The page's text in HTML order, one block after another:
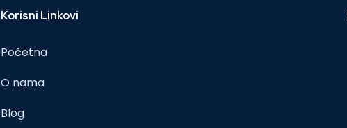
Korisni Linkovi
Početna
O nama
Blog